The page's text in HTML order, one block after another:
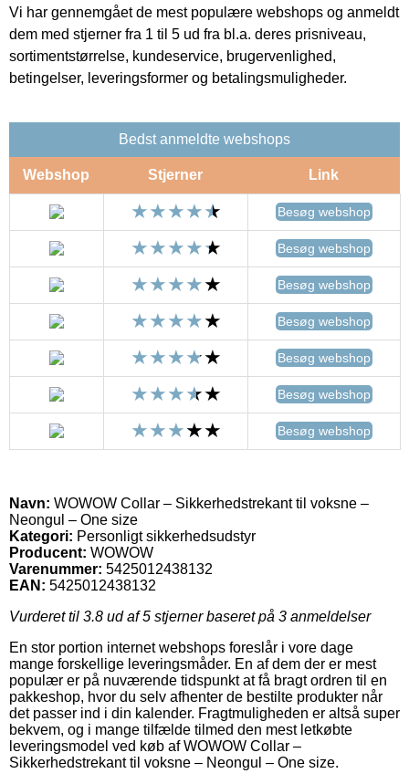
Vi har gennemgået de mest populære webshops og anmeldt
dem med stjerner fra 1 til 5 ud fra bl.a. deres prisniveau,
sortimentstørrelse, kundeservice, brugervenlighed,
betingelser, leveringsformer og betalingsmuligheder.
Bedst anmeldte webshops
Webshop Stjerner Link
Besøg webshop
Besøg webshop
Besøg webshop
Besøg webshop
Besøg webshop
Besøg webshop
Besøg webshop
Navn: WOWOW Collar – Sikkerhedstrekant til voksne –
Neongul – One size
Kategori: Personligt sikkerhedsudstyr
Producent: WOWOW
Varenummer: 5425012438132
EAN: 5425012438132
Vurderet til 3.8 ud af 5 stjerner baseret på 3 anmeldelser
En stor portion internet webshops foreslår i vore dage
mange forskellige leveringsmåder. En af dem der er mest
populær er på nuværende tidspunkt at få bragt ordren til en
pakkeshop, hvor du selv afhenter de bestilte produkter når
det passer ind i din kalender. Fragtmuligheden er altså super
bekvem, og i mange tilfælde tilmed den mest letkøbte
leveringsmodel ved køb af WOWOW Collar –
Sikkerhedstrekant til voksne – Neongul – One size.